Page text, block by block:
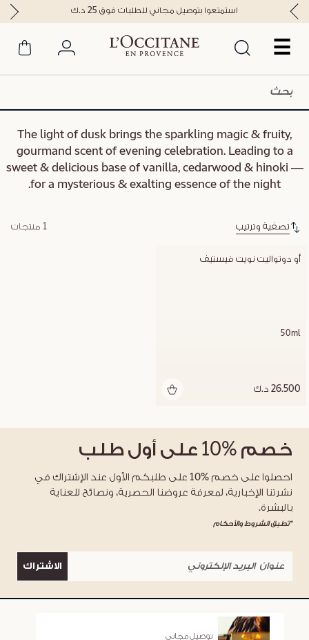
☰
استمتعوا بتوصيل مجاني للطلبات فوق 25 د.ك
The light of dusk brings the sparkling magic & fruity,
gourmand scent of evening celebration. Leading to a
sweet & delicious base of vanilla, cedarwood & hinoki —
for a mysterious & exalting essence of the night.
تصفية وترتيب 1 منتجات
أو دوتواليت نويت فيستيف
50ml
26.500 د.ك
خصم %10 على أول طلب
احصلوا على خصم %10 على طلبكم الأول عند الإشتراك في
نشرتنا الإخبارية، لمعرفة عروضنا الحصرية، ونصائح للعناية
بالبشرة.
*تطبق الشروط والأحكام
الاشتراك
توصيل مجاني